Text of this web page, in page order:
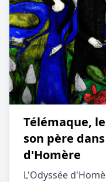
Télémaque,
son père
d'Homère
L'Odyssée